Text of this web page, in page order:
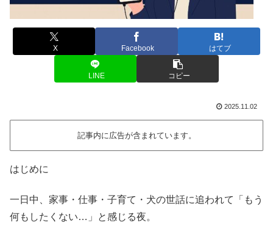
X Facebook はてブ
LINE コピー
2025.11.02
記事内に広告が含まれています。
はじめに
一日中、家事・仕事・子育て・犬の世話に追われて「もう
何もしたくない…」と感じる夜。